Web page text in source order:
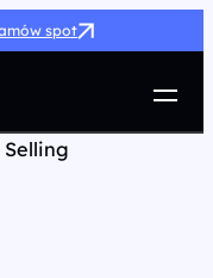
spot
Selling